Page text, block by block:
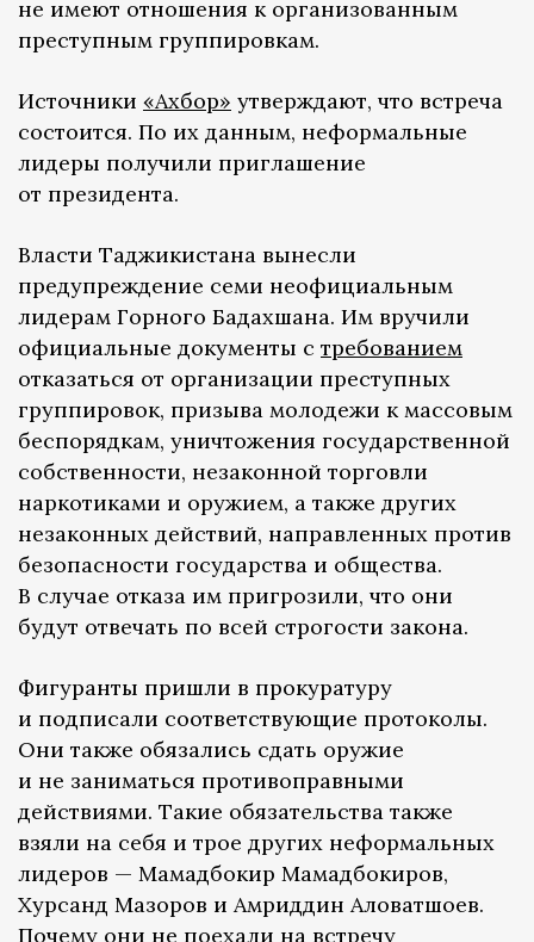
не имеют отношения к организованным
преступным группировкам.
Источники «Ахбор» утверждают, что встреча
состоится. По их данным, неформальные
лидеры получили приглашение
от президента.
Власти Таджикистана вынесли
предупреждение семи неофициальным
лидерам Горного Бадахшана. Им вручили
официальные документы с требованием
отказаться от организации преступных
группировок, призыва молодежи к массовым
беспорядкам, уничтожения государственной
собственности, незаконной торговли
наркотиками и оружием, а также других
незаконных действий, направленных против
безопасности государства и общества.
В случае отказа им пригрозили, что они
будут отвечать по всей строгости закона.
Фигуранты пришли в прокуратуру
и подписали соответствующие протоколы.
Они также обязались сдать оружие
и не заниматься противоправными
действиями. Такие обязательства также
взяли на себя и трое других неформальных
лидеров — Мамадбокир Мамадбокиров,
Хурсанд Мазоров и Амриддин Аловатшоев.
Почему они не поехали на встречу